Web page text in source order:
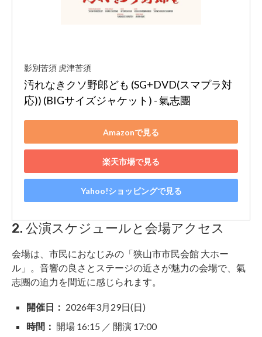
影別苦須 虎津苦須
汚れなきクソ野郎ども (SG+DVD(スマプラ対
応)) (BIGサイズジャケット) - 氣志團
Amazonで見る
楽天市場で見る
Yahoo!ショッピングで見る
2. 公演スケジュールと会場アクセス
会場は、市民におなじみの「狭山市市民会館 大ホー
ル」。音響の良さとステージの近さが魅力の会場で、氣
志團の迫力を間近に感じられます。
開催日： 2026年3月29日(日)
時間： 開場 16:15 ／ 開演 17:00